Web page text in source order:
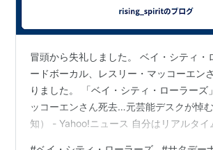
冒頭から失礼しました。 ベイ・シティ・
ードボーカル、レスリー・マッコーエン
りました。 「ベイ・シティ・ローラーズ
ッコーエンさん死去…元芸能デスクが悼
知） - Yahoo!ニュース 自分はリアルタイ